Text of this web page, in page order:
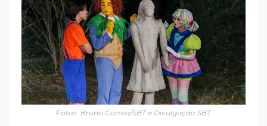
Fotos: Bruno Correa/SBT e Divulgação SBT